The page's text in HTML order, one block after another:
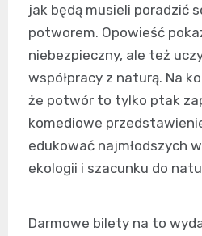
jak będą musieli poradzić
potworem. Opowieść
niebezpieczny, ale też
współpracy z naturą. Na
że potwór to tylko ptak
komediowe
edukować najmłodszych
ekologii i szacunku do
Darmowe bilety na to